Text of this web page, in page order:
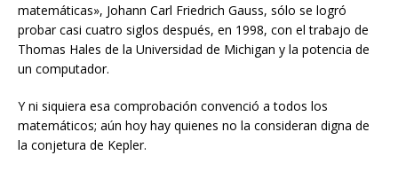
matemáticas», Johann Carl Friedrich Gauss, sólo se logró
probar casi cuatro siglos después, en 1998, con el trabajo de
Thomas Hales de la Universidad de Michigan y la potencia de
un computador.
Y ni siquiera esa comprobación convenció a todos los
matemáticos; aún hoy hay quienes no la consideran digna de
la conjetura de Kepler.